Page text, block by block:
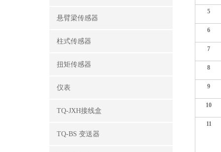
悬臂梁传感器
柱式传感器
扭矩传感器
仪表
TQ-JXH接线盒
TQ-BS 变送器
5
6
7
8
9
10
11